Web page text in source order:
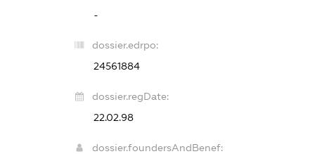
-
dossier.edrpo:
24561884
dossier.regDate:
22.02.98
dossier.foundersAndBenef: